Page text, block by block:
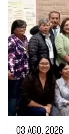
03 AGO, 2026